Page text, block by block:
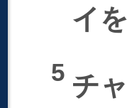
イ
チ